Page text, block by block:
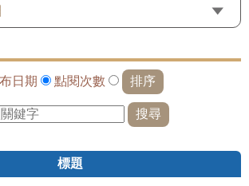
日期 點閱次數
標題